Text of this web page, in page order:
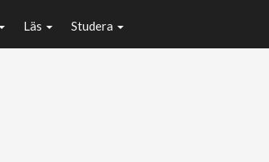
Läs Studera